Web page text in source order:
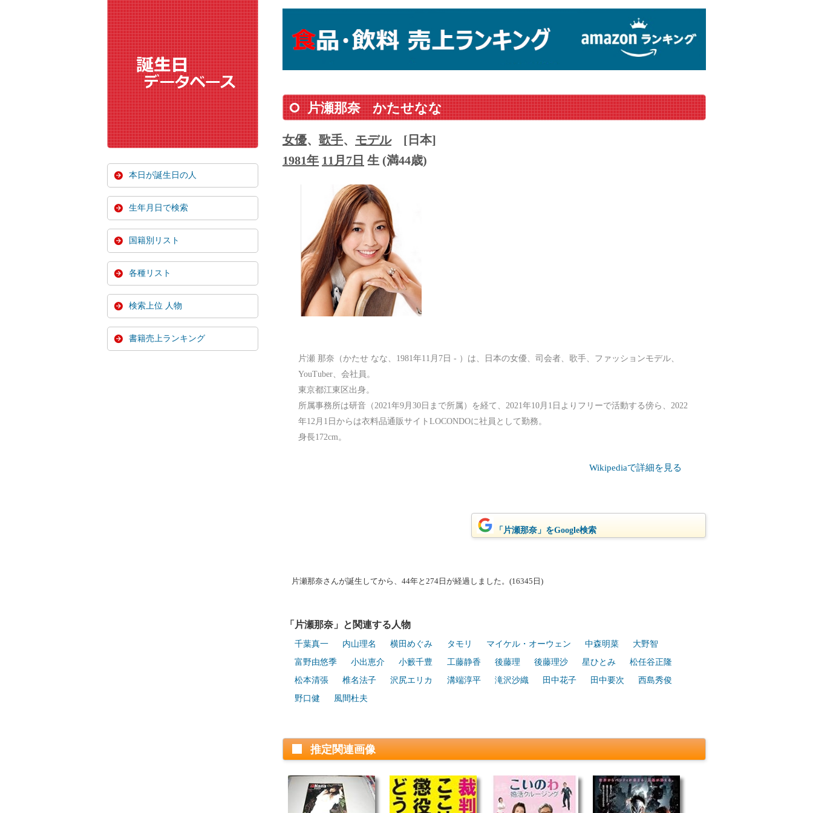
片瀬那奈 かたせなな
女優、 歌手、 モデル
[日本]
1981年 11月7日 生 (満44歳)
片瀬 那奈（かたせ なな、1981年11月7日 - ）は、日本の女優、司会者、歌手、ファッションモデル、
YouTuber、会社員。
東京都江東区出身。
所属事務所は研音（2021年9月30日まで所属）を経て、2021年10月1日よりフリーで活動する傍ら、2022
年12月1日からは衣料品通販サイトLOCONDOに社員として勤務。
身長172cm。
Wikipediaで詳細を見る
「片瀬那奈」をGoogle検索
片瀬那奈さんが誕生してから、44年と274日が経過しました。(16345日)
「片瀬那奈」と関連する人物
千葉真一 内山理名 横田めぐみ タモリ マイケル・オーウェン 中森明菜
大野智
富野由悠季
小出恵介 小籔千豊 工藤静香 後藤理 後藤理沙 星ひとみ
松任谷正隆
松本清張
椎名法子 沢尻エリカ 溝端淳平 滝沢沙織 田中花子 田中要次
西島秀俊
野口健
風間杜夫
推定関連画像
本日が誕生日の人
生年月日で検索
国籍別リスト
各種リスト
検索上位 人物
書籍売上ランキング